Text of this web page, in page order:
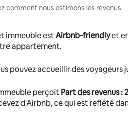
comment nous estimons les revenus
immeuble estAirbnb-friendlyet
appartement.
pouvez accueillir des voyageurs
perçoit Part des revenus :
d'Airbnb, ce qui est reflété